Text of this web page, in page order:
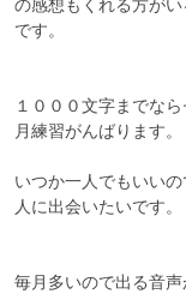
です。
１０００文字までな
月練習がんばります。
いつか一人でもいい
人に出会いたいです。
毎月多いので出る音